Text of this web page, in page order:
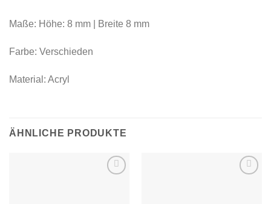
Maße: Höhe: 8 mm | Breite 8 mm
Farbe: Verschieden
Material: Acryl
ÄHNLICHE PRODUKTE